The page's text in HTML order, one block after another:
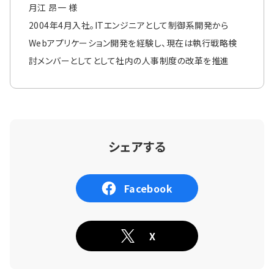
月江 昂一 様
2004年4月入社。ITエンジニアとして制御系開発から
Webアプリケーション開発を経験し、現在は執行戦略検
討メンバーとしてとして社内の人事制度の改革を推進
シェアする
Facebook
X